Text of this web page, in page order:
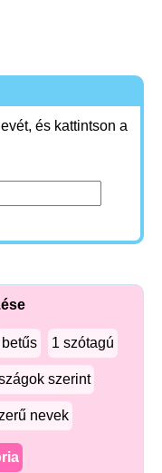
és kattintson a
1 szótagú
szerint
nevek